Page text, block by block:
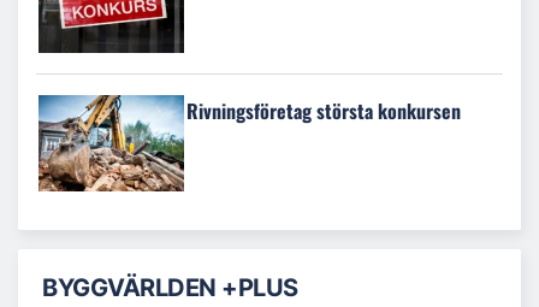
Rivningsföretag största konkursen
BYGGVÄRLDEN +PLUS